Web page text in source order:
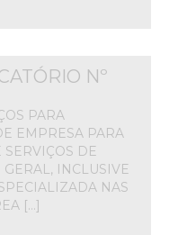
Nº
PARA
EMPRESA PARA
SERVIÇOS DE
INCLUSIVE
NAS
[…]